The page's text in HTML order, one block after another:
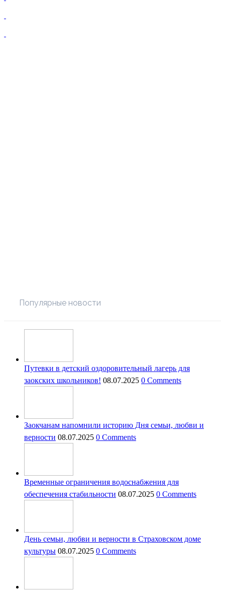
Популярные новости
Путевки в детский оздоровительный лагерь для
заокских школьников! 08.07.2025 0 Comments
Заокчанам напомнили историю Дня семьи, любви и
верности 08.07.2025 0 Comments
Временные ограничения водоснабжения для
обеспечения стабильности 08.07.2025 0 Comments
День семьи, любви и верности в Страховском доме
культуры 08.07.2025 0 Comments